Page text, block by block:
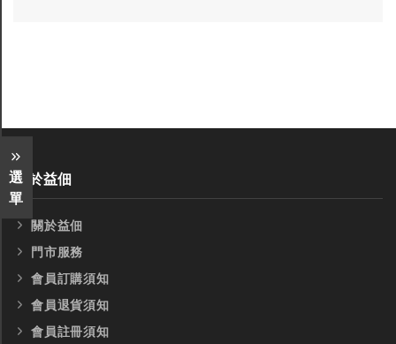
選
單
關於益佃
關於益佃
門市服務
會員訂購須知
會員退貨須知
會員註冊須知